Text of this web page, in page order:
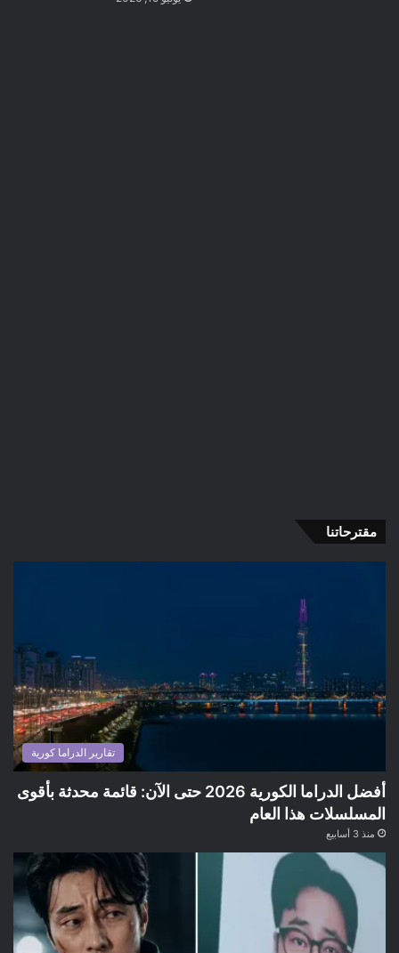
مقترحاتنا
تقارير الدراما كورية
أفضل الدراما الكورية 2026 حتى الآن: قائمة محدثة بأقوى
المسلسلات هذا العام
منذ 3 أسابيع